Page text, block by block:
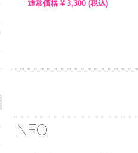
通常価格 ¥ 3,300 (税込)
INFO